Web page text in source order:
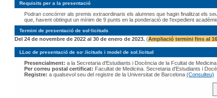
Requisits per a la presentació
Podran concórrer als premis extraordinaris els alumnes que hagin finalitzat els
que, havent obtingut un mínim de 9 punts en la ponderació de l'expedient
Termini de presentació de sol·licituds
Del 24 de novembre de 2022 al 30 de enero de 2023. (Ampliació termini fins al
LLoc de presentació de so·.licituds i model de sol.licitud
Presencialment: a la Secretaria d'Estudiants i Docència de la Fcultat de
Per correu postal certificat: Facultat de Medicina. Secretaria d'Estudiants i
Registre: a qualsevol seu del registre de la Universitat de Barcelona (Consulteu)